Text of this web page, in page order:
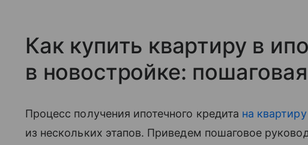
Как купить квартиру в
в новостройке:
Процесс получения ипотечного кредита на
из нескольких этапов. Приведем пошаговое